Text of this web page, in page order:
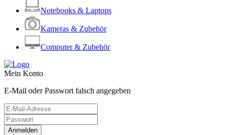
Notebooks & Laptops
Kameras & Zubehör
Computer & Zubehör
Mein Konto
E-Mail oder Passwort falsch angegeben